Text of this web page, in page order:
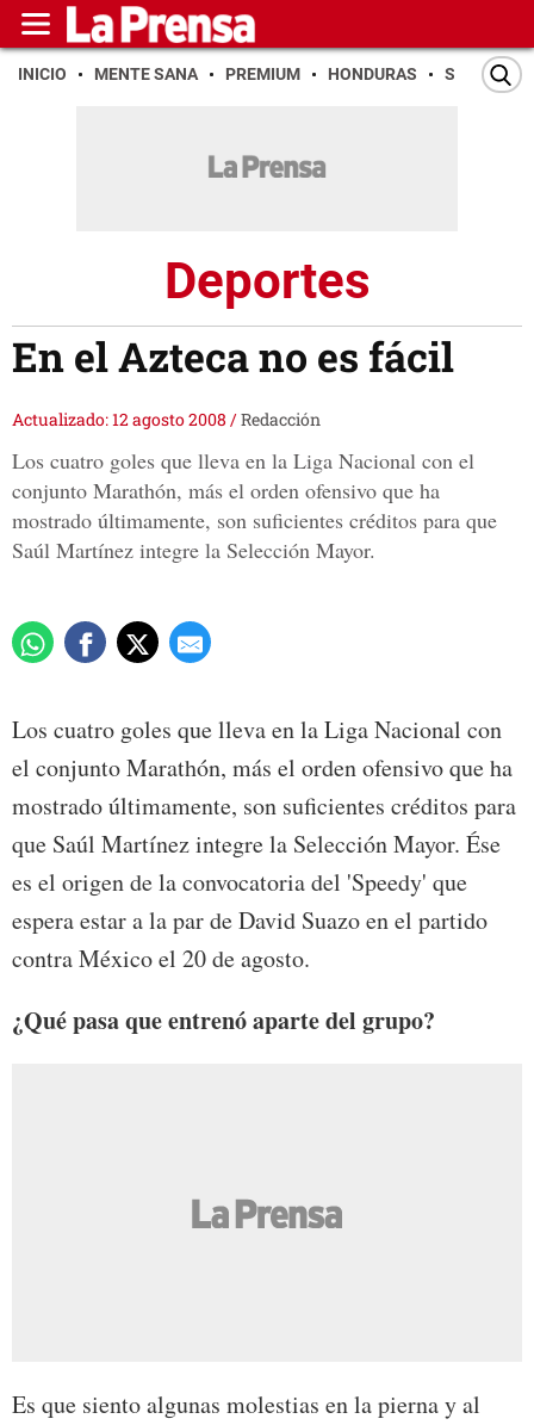
INICIO MENTE SANA PREMIUM HONDURAS SAN PEDRO
Deportes
En el Azteca no es fácil
Actualizado: 12 agosto 2008 /Redacción
Los cuatro goles que lleva en la Liga Nacional con el
conjunto Marathón, más el orden ofensivo que ha
mostrado últimamente, son suficientes créditos para que
Saúl Martínez integre la Selección Mayor.
Los cuatro goles que lleva en la Liga Nacional con
el conjunto Marathón, más el orden ofensivo que ha
mostrado últimamente, son suficientes créditos para
que Saúl Martínez integre la Selección Mayor. Ése
es el origen de la convocatoria del 'Speedy' que
espera estar a la par de David Suazo en el partido
contra México el 20 de agosto.
¿Qué pasa que entrenó aparte del grupo?
Es que siento algunas molestias en la pierna y al